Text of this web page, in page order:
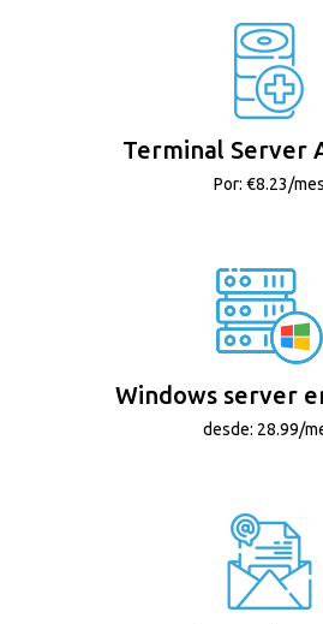
Terminal Server
Por: €8.23/mes
Windows server
desde: 28.99/